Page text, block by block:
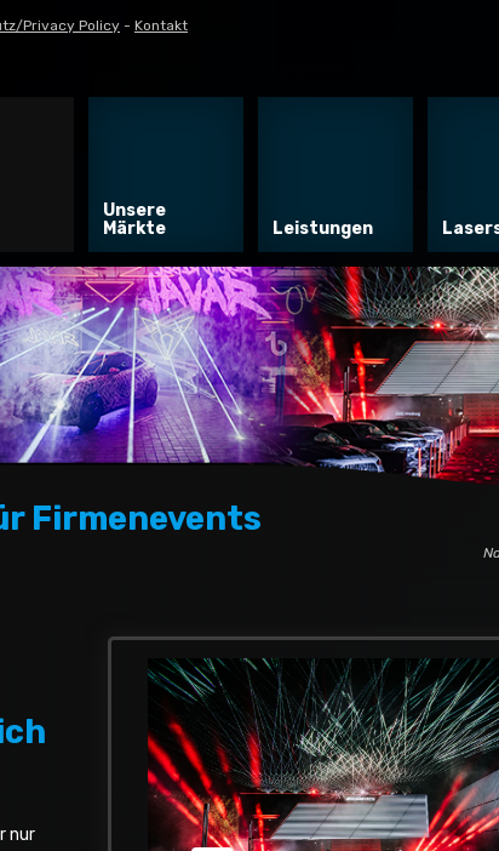
Privacy Policy - Kontakt
Unsere
Märkte
Leistungen
Firmenevents
nur